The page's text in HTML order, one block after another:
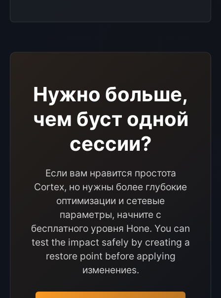
Нужно больше,
чем буст одной
сессии?
Если вам нравится простота
Cortex, но нужны более глубокие
оптимизации и сетевые
параметры, начните с
бесплатного уровня Hone. You can
test the impact safely by creating a
restore point before applying
изменениеs.